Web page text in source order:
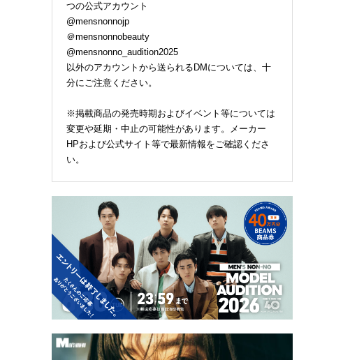
つの公式アカウント
@mensnonnojp
＠mensnonnobeauty
@mensnonno_audition2025
以外のアカウントから送られるDMについては、十
分にご注意ください。
※掲載商品の発売時期およびイベント等については
変更や延期・中止の可能性があります。メーカー
HPおよび公式サイト等で最新情報をご確認くださ
い。